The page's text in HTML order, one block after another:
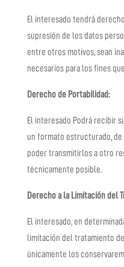
El interesado tendrá
supresión de los datos
entre otros motivos, sean
necesarios para los fines
Derecho de Portabilidad:
El interesado Podrá recibir
un formato estructurado,
poder transmitirlos a otro
técnicamente posible.
Derecho a la Limitación del
El interesado, en
limitación del tratamiento
únicamente los